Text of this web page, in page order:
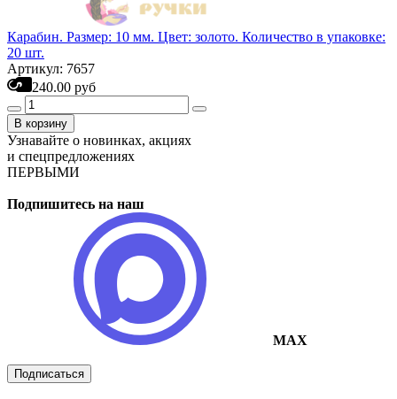
Карабин. Размер: 10 мм. Цвет: золото. Количество в упаковке:
20 шт.
Артикул: 7657
240.00 руб
В корзину
Узнавайте о новинках, акциях
и спецпредложениях
ПЕРВЫМИ
Подпишитесь на наш
MAX
Подписаться